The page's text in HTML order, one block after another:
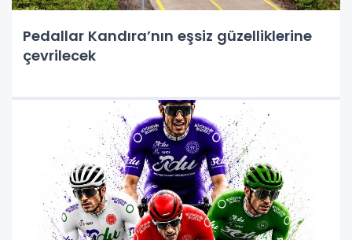
Pedallar Kandıra’nın eşsiz güzelliklerine
çevrilecek